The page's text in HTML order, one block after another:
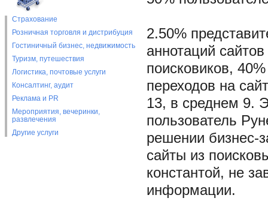
Страхование
Розничная торговля и дистрибуция
Гостиничный бизнес, недвижимость
Туризм, путешествия
Логистика, почтовые услуги
Консалтинг, аудит
Реклама и PR
Мероприятия, вечеринки,
развлечения
Другие услуги
2.50%
аннотаций
поисковиков,
переходов на
13, в среднем 9.
пользователь
решении бизнес-
сайты из
константой, не
информации.